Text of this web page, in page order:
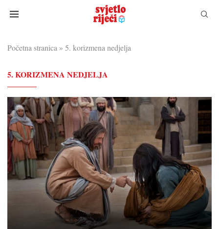
Početna stranica » 5. korizmena nedjelja
5. KORIZMENA NEDJELJA